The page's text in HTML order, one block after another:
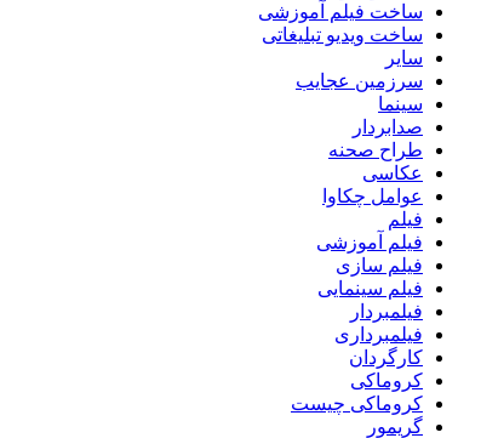
ساخت فیلم آموزشی
ساخت ویدیو تبلیغاتی
سایر
سرزمین عجایب
سینما
صدابردار
طراح صحنه
عکاسی
عوامل چکاوا
فیلم
فیلم آموزشی
فیلم سازی
فیلم سینمایی
فیلمبردار
فیلمبرداری
کارگردان
کروماکی
کروماکی چیست
گریمور